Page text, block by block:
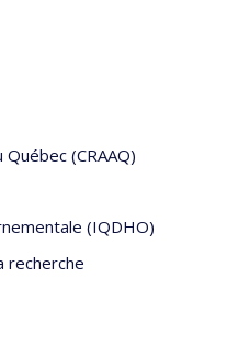
(CRAAQ)
(IQDHO)
recherche